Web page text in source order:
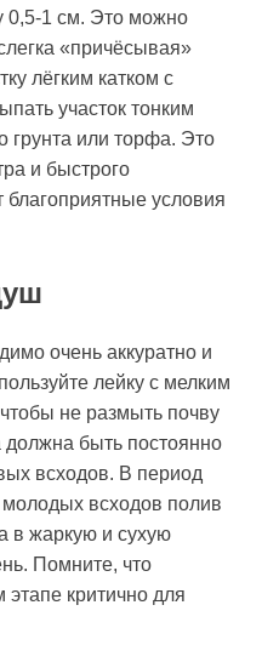
0,5-1 см. Это можно
«причёсывая»
лёгким катком с
участок тонким
грунта или торфа. Это
и быстрого
благоприятные условия
очень аккуратно и
лейку с мелким
не размыть почву
быть постоянно
всходов. В период
всходов полив
в жаркую и сухую
Помните, что
критично для